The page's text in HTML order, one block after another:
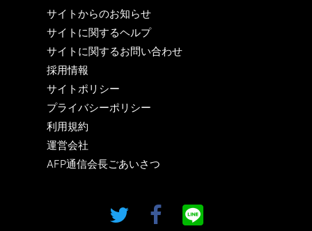
サイトからのお知らせ
サイトに関するヘルプ
サイトに関するお問い合わせ
採用情報
サイトポリシー
プライバシーポリシー
利用規約
運営会社
AFP通信会長ごあいさつ